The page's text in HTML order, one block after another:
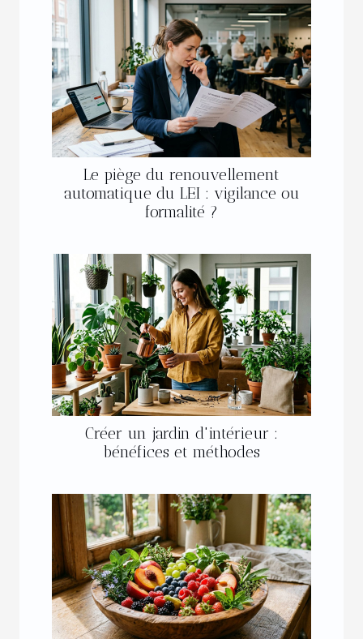
Le piège du renouvellement
automatique du LEI : vigilance ou
formalité ?
Créer un jardin d'intérieur :
bénéfices et méthodes